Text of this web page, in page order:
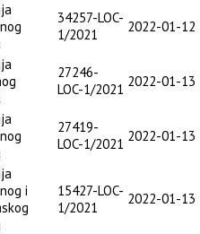
34257-LOC-
1/2021
2022-01-12
27246-
LOC-1/2021 2022-01-13
27419-
LOC-1/2021 2022-01-13
i
15427-LOC-
1/2021
2022-01-13